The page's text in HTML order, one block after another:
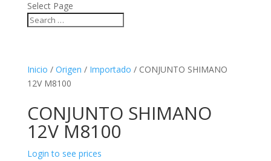
Select Page
Inicio / Origen / Importado / CONJUNTO SHIMANO
12V M8100
CONJUNTO SHIMANO
12V M8100
Login to see prices